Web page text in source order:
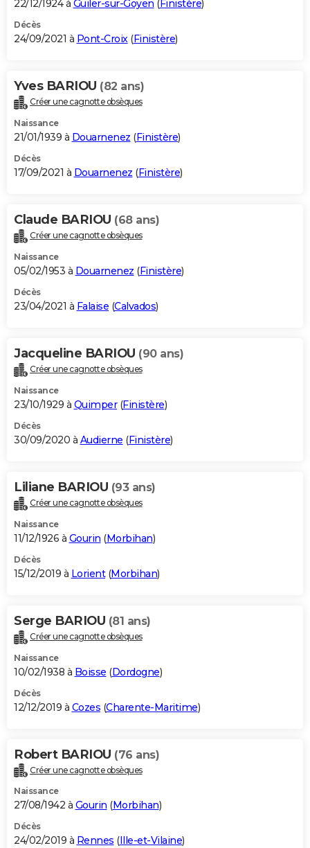
22/12/1924 à Guiler-sur-Goyen ( Finistère)
Décès
24/09/2021 à Pont-Croix(Finistère)
Yves BARIOU (82 ans)
Créer une cagnotte obsèques
Naissance
21/01/1939 à Douarnenez (Finistère)
Décès
17/09/2021 à Douarnenez (Finistère)
Claude BARIOU (68 ans)
Créer une cagnotte obsèques
Naissance
05/02/1953 à Douarnenez (Finistère)
Décès
23/04/2021 à Falaise (Calvados)
Jacqueline BARIOU (90 ans)
Créer une cagnotte obsèques
Naissance
23/10/1929 à Quimper(Finistère)
Décès
30/09/2020 à Audierne (Finistère)
Liliane BARIOU (93 ans)
Créer une cagnotte obsèques
Naissance
11/12/1926 à Gourin (Morbihan)
Décès
15/12/2019 à Lorient(Morbihan)
Serge BARIOU (81 ans)
Créer une cagnotte obsèques
Naissance
10/02/1938 à Boisse (Dordogne)
Décès
12/12/2019 à Cozes (Charente-Maritime)
Robert BARIOU (76 ans)
Créer une cagnotte obsèques
Naissance
27/08/1942 à Gourin (Morbihan)
Décès
24/02/2019 à Rennes (Ille-et-Vilaine)